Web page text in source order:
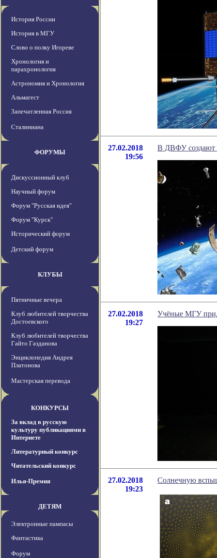
История России
История в МГУ
Слово о полку Игореве
Хронология и
парахронология
Астрономия и Хронология
Альмагест
Запечатленная Россия
Сталиниана
ФОРУМЫ
Дискуссионный клуб
Научный форум
Форум "Русская идея"
Форум "Курск"
Исторический форум
Детский форум
КЛУБЫ
Пятничные вечера
Клуб любителей творчества
Достоевского
Клуб любителей творчества
Гайто Газданова
Энциклопедия Андрея
Платонова
Мастерская перевода
КОНКУРСЫ
За вклад в русскую
культуру публикациями в
Интернете
Литературный конкурс
Читательский конкурс
Илья-Премия
ДЕТЯМ
Электронные пампасы
Фантастика
Форум
27.02.2018
19:56
В ДВФУ создают
27.02.2018
19:27
Учёные МГУ
27.02.2018
19:23
Солнечную